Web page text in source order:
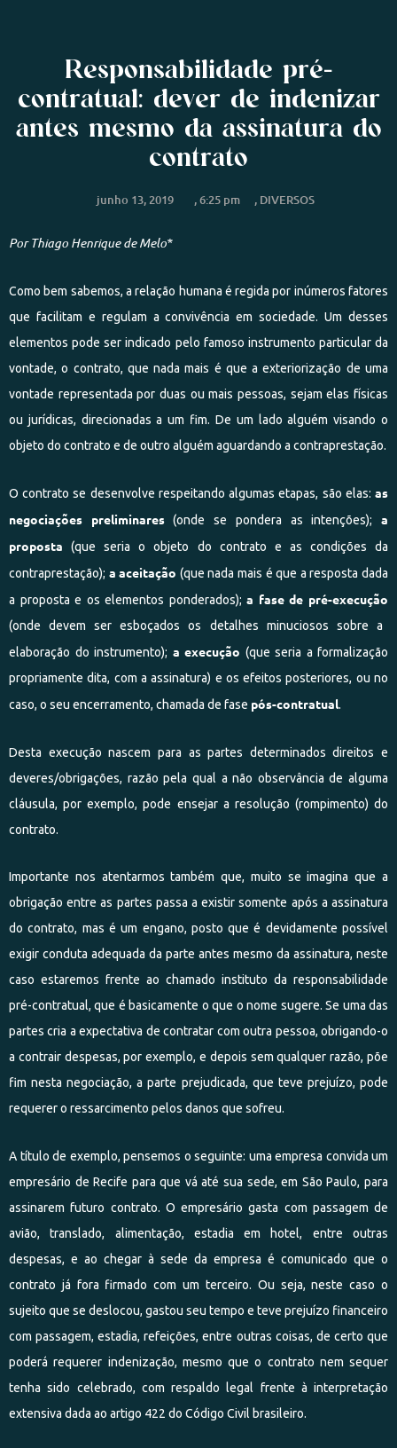
Responsabilidade pré-
contratual: dever de indenizar
antes mesmo da assinatura do
contrato
junho 13, 2019 ,6:25 pm , DIVERSOS
Por Thiago Henrique de Melo*
Como bem sabemos, a relação humana é regida por inúmeros fatores
que facilitam e regulam a convivência em sociedade. Um desses
elementos pode ser indicado pelo famoso instrumento particular da
vontade, o contrato, que nada mais é que a exteriorização de uma
vontade representada por duas ou mais pessoas, sejam elas físicas
ou jurídicas, direcionadas a um fim. De um lado alguém visando o
objeto do contrato e de outro alguém aguardando a contraprestação.
O contrato se desenvolve respeitando algumas etapas, são elas: as
negociações preliminares(onde se pondera as intenções);a
proposta (que seria o objeto do contrato e as condições da
contraprestação); a aceitação (que nada mais é que a resposta dada
a proposta e os elementos ponderados);a fase de pré-execução
(onde devem ser esboçados os detalhes minuciosos sobre a
elaboração do instrumento); a execução (que seria a formalização
propriamente dita, com a assinatura) e os efeitos posteriores, ou no
caso, o seu encerramento, chamada de fase pós-contratual.
Desta execução nascem para as partes determinados direitos e
deveres/obrigações, razão pela qual a não observância de alguma
cláusula, por exemplo, pode ensejar a resolução (rompimento) do
contrato.
Importante nos atentarmos também que, muito se imagina que a
obrigação entre as partes passa a existir somente após a assinatura
do contrato, mas é um engano, posto que é devidamente possível
exigir conduta adequada da parte antes mesmo da assinatura, neste
caso estaremos frente ao chamado instituto da responsabilidade
pré-contratual, que é basicamente o que o nome sugere. Se uma das
partes cria a expectativa de contratar com outra pessoa, obrigando-o
a contrair despesas, por exemplo, e depois sem qualquer razão, põe
fim nesta negociação, a parte prejudicada, que teve prejuízo, pode
requerer o ressarcimento pelos danos que sofreu.
A título de exemplo, pensemos o seguinte: uma empresa convida um
empresário de Recife para que vá até sua sede, em São Paulo, para
assinarem futuro contrato. O empresário gasta com passagem de
avião, translado, alimentação, estadia em hotel, entre outras
despesas, e ao chegar à sede da empresa é comunicado que o
contrato já fora firmado com um terceiro. Ou seja, neste caso o
sujeito que se deslocou, gastou seu tempo e teve prejuízo financeiro
com passagem, estadia, refeições, entre outras coisas, de certo que
poderá requerer indenização, mesmo que o contrato nem sequer
tenha sido celebrado, com respaldo legal frente à interpretação
extensiva dada ao artigo 422 do Código Civil brasileiro.